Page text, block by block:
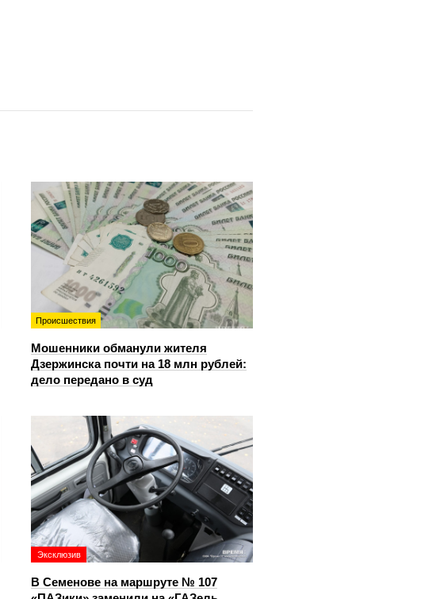
Происшествия
Мошенники обманули жителя
Дзержинска почти на 18 млн рублей:
дело передано в суд
Эксклюзив
В Семенове на маршруте № 107